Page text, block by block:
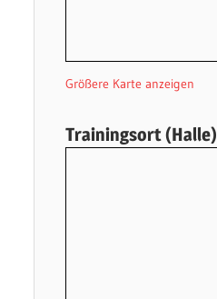
Größere Karte anzeigen
Trainingsort (Halle)